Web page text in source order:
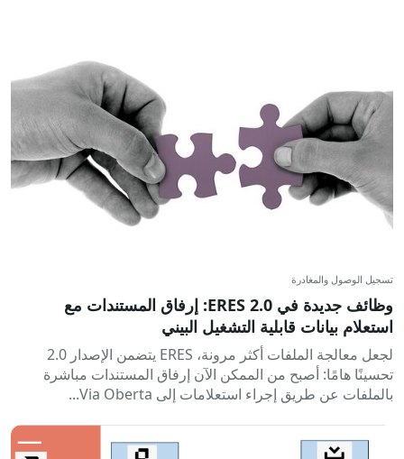
تسجيل الوصول والمغادرة
وظائف جديدة في ERES 2.0: إرفاق المستندات مع
استعلام بيانات قابلية التشغيل البيني
لجعل معالجة الملفات أكثر مرونة، ERES يتضمن الإصدار 2.0
تحسينًا هامًا: أصبح من الممكن الآن إرفاق المستندات مباشرة
بالملفات عن طريق إجراء استعلامات إلى Via Oberta...